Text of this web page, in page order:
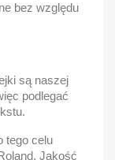
bez względu
są naszej
podlegać
tego celu
Jakość